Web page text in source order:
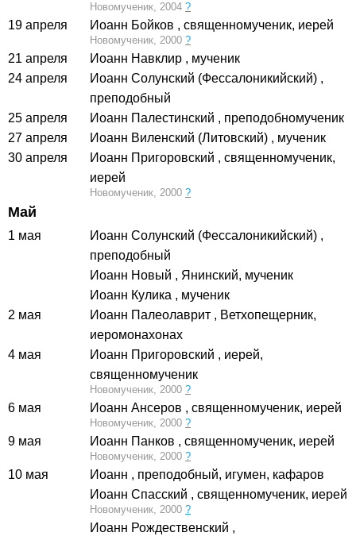
Новомученик, 2004 ?
19 апреля Иоанн Бойков , священномученик, иерей
Новомученик, 2000 ?
21 апреля Иоанн Навклир , мученик
24 апреля
Иоанн Солунский (Фессалоникийский) ,
преподобный
25 апреля
Иоанн Палестинский , преподобномученик
27 апреля
Иоанн Виленский (Литовский) , мученик
30 апреля
Иоанн Пригоровский , священномученик,
иерей
Новомученик, 2000 ?
Май
1 мая Иоанн Солунский (Фессалоникийский) ,
преподобный
Иоанн Новый , Янинский, мученик
Иоанн Кулика , мученик
2 мая
Иоанн Палеолаврит , Ветхопещерник,
иеромонахонах
4 мая
Иоанн Пригоровский , иерей,
священномученик
Новомученик, 2000 ?
6 мая Иоанн Ансеров , священномученик, иерей
Новомученик, 2000 ?
9 мая Иоанн Панков , священномученик, иерей
Новомученик, 2000 ?
10 мая Иоанн , преподобный, игумен, кафаров
Иоанн Спасский , священномученик, иерей
Новомученик, 2000 ?
Иоанн Рождественский ,